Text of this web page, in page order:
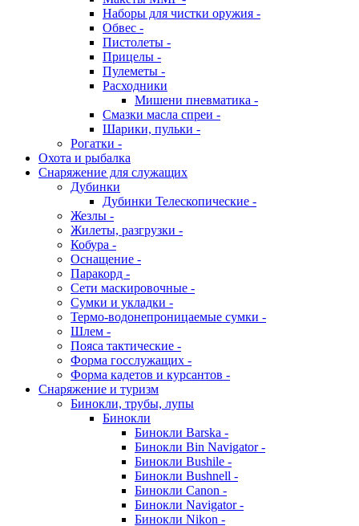
Наборы для чистки оружия -
Обвес -
Пистолеты -
Прицелы -
Пулеметы -
Расходники
Мишени пневматика -
Смазки масла спреи -
Шарики, пульки -
Рогатки -
Охота и рыбалка
Снаряжение для служащих
Дубинки
Дубинки Телескопические -
Жезлы -
Жилеты, разгрузки -
Кобура -
Оснащение -
Паракорд -
Сети маскировочные -
Сумки и укладки -
Термо-водонепроницаемые сумки -
Шлем -
Пояса тактические -
Форма госслужащих -
Форма кадетов и курсантов -
Снаряжение и туризм
Бинокли, трубы, лупы
Бинокли
Бинокли Barska -
Бинокли Bin Navigator -
Бинокли Bushile -
Бинокли Bushnell -
Бинокли Canon -
Бинокли Navigator -
Бинокли Nikon -